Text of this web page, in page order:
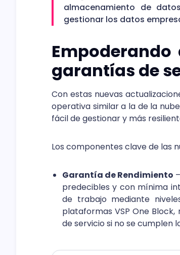
almacenamiento de
gestionar los datos
garantías de
Con estas nuevas
operativa similar a la de la
fácil de gestionar y más
Los componentes clave de las
Garantía de Rendimiento
predecibles y con mínima
de trabajo mediante
plataformas VSP One
de servicio si no se cumplen